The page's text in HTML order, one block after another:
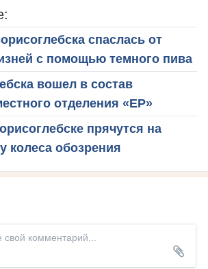
спаслась от
с помощью темного пива
вошел в состав
отделения «ЕР»
прячутся на
колеса обозрения